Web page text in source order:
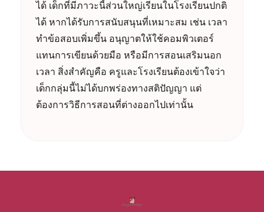
ได้ เด็กที่มีภาวะนี้ส่วนใหญ่เรียนในโรงเรียนปกติ
ได้ หากได้รับการสนับสนุนที่เหมาะสม เช่น เวลา
ทำข้อสอบเพิ่มขึ้น อนุญาตให้ใช้คอมพิวเตอร์
แทนการเขียนด้วยมือ หรือมีการสอนเสริมนอก
เวลา สิ่งสำคัญคือ ครูและโรงเรียนต้องเข้าใจว่า
เด็กกลุ่มนี้ไม่ได้บกพร่องทางสติปัญญา แต่
ต้องการวิธีการสอนที่ต่างออกไปเท่านั้น